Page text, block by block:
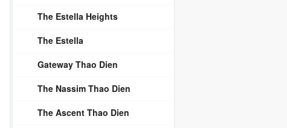
The Estella Heights
The Estella
Gateway Thao Dien
The Nassim Thao Dien
The Ascent Thao Dien